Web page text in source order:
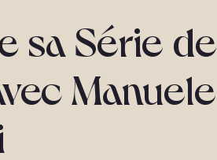
sa Série de
Manuele